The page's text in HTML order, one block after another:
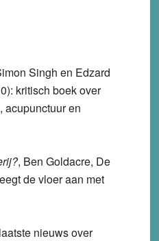
Singh en Edzard
kritisch boek over
acupunctuur en
, Ben Goldacre, De
de vloer aan met
nieuws over